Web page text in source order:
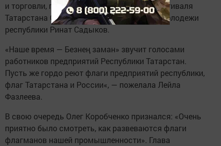
и торговли, председатель оргкомитета фестиваля
Татарстана Олег Коробченко и глава Минмолодежи
республики Ринат Садыков.
«Наше время — Безнең заман» звучит голосами
работников предприятий Республики Татарстан.
Пусть же гордо реют флаги предприятий республики,
флаг Татарстана и России«, — пожелала Лейла
Фазлеева.
В свою очередь Олег Коробченко признался: «Очень
приятно было смотреть, как развеваются флаги
флагманов нашей промышленности». Глава